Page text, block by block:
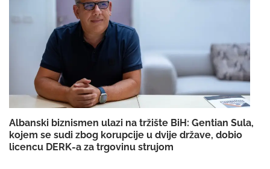
Albanski biznismen ulazi na tržište BiH: Gentian Sula,
kojem se sudi zbog korupcije u dvije države, dobio
licencu DERK-a za trgovinu strujom